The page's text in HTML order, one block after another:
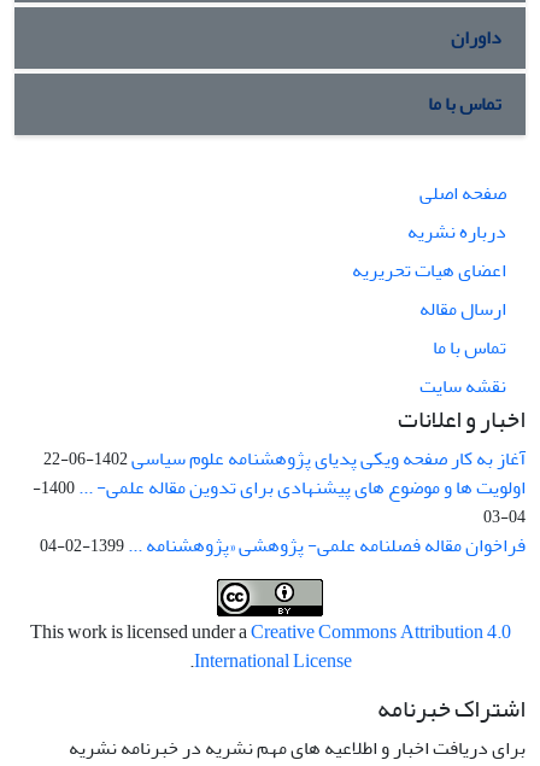
داوران
تماس با ما
صفحه اصلی
درباره نشریه
اعضای هیات تحریریه
ارسال مقاله
تماس با ما
نقشه سایت
اخبار و اعلانات
آغاز به کار صفحه ویکی پدیای پژوهشنامه علوم سیاسی1402-06-22
اولویت ها و موضوع های پیشنهادی برای تدوین مقاله علمی- ...
1400-
04-03
فراخوان مقاله فصلنامه علمی- پژوهشی «پژوهشنامه ...1399-02-04
This work is licensed under aCreative Commons Attribution 4.0
International License
.
اشتراک خبرنامه
برای دریافت اخبار و اطلاعیه های مهم نشریه در خبرنامه نشریه